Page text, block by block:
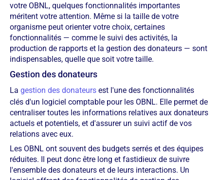
votre OBNL, quelques fonctionnalités importantes
méritent votre attention. Même si la taille de votre
organisme peut orienter votre choix, certaines
fonctionnalités — comme le suivi des activités, la
production de rapports et la gestion des donateurs — sont
indispensables, quelle que soit votre taille.
Gestion des donateurs
La gestion des donateurs est l'une des fonctionnalités
clés d'un logiciel comptable pour les OBNL. Elle permet de
centraliser toutes les informations relatives aux donateurs
actuels et potentiels, et d'assurer un suivi actif de vos
relations avec eux.
Les OBNL ont souvent des budgets serrés et des équipes
réduites. Il peut donc être long et fastidieux de suivre
l'ensemble des donateurs et de leurs interactions. Un